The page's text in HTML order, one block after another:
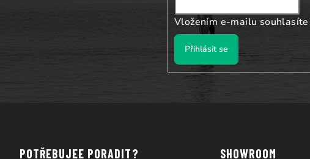
Vložením e-mailu souhlasíte
Přihlásit se
POTŘEBUJEE PORADIT? SHOWROOM